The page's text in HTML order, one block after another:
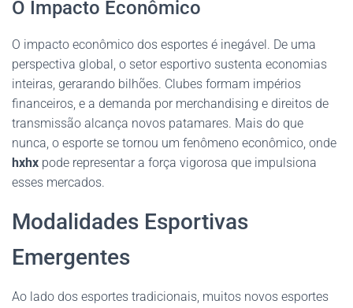
O Impacto Econômico
O impacto econômico dos esportes é inegável. De uma
perspectiva global, o setor esportivo sustenta economias
inteiras, gerarando bilhões. Clubes formam impérios
financeiros, e a demanda por merchandising e direitos de
transmissão alcança novos patamares. Mais do que
nunca, o esporte se tornou um fenômeno econômico, onde
hxhx pode representar a força vigorosa que impulsiona
esses mercados.
Modalidades Esportivas
Emergentes
Ao lado dos esportes tradicionais, muitos novos esportes